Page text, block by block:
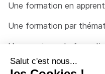
Une formation en
Une formation par
Un organisme de formation
Un conseiller